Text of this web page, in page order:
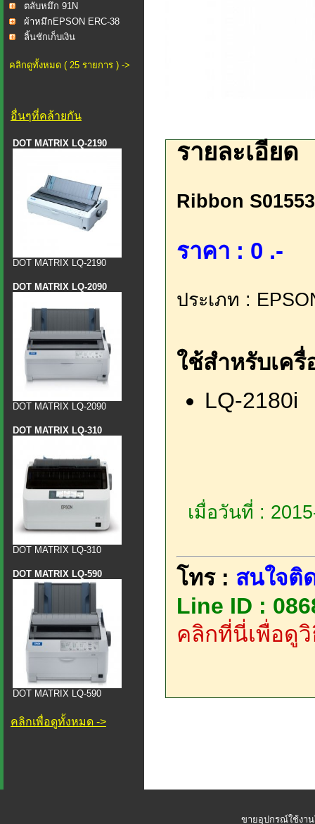
ตลับหมึก 91N
ผ้าหมึกEPSON ERC-38
ลิ้นชักเก็บเงิน
คลิกดูทั้งหมด ( 25 รายการ ) ->
อื่นๆที่คล้ายกัน
DOT MATRIX LQ-2190
DOT MATRIX LQ-2190
DOT MATRIX LQ-2090
DOT MATRIX LQ-2090
DOT MATRIX LQ-310
DOT MATRIX LQ-310
DOT MATRIX LQ-590
DOT MATRIX LQ-590
คลิกเพื่อดูทั้งหมด ->
รายละเอียด
Ribbon
ราคา : 0 .-
ประเภท :
ใช้สำหรับเค
LQ-2180i
เมื่อวันที่ :
โทร : สนใจติ
Line ID :
คลิกที่นี่เพื่อดูวิ
ขายอุปกรณ์ใช้งา